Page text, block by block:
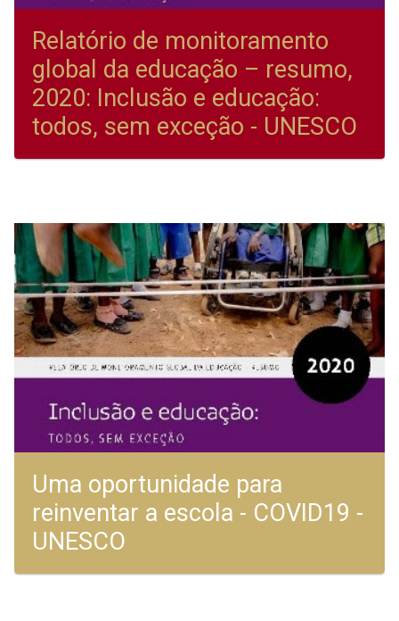
Relatório de monitoramento
global da educação – resumo,
2020: Inclusão e educação:
todos, sem exceção - UNESCO
Uma oportunidade para
reinventar a escola - COVID19 -
UNESCO